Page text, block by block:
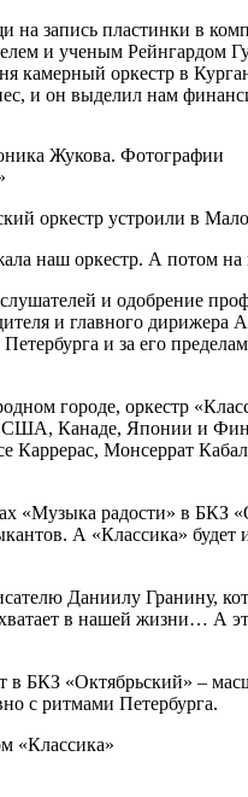
запись пластинки в
и ученым Рейнгардом
камерный оркестр в
и он выделил нам
Жукова. Фотографии
оркестр устроили в
наш оркестр. А потом
и одобрение
и главного
и за его
городе, оркестр
Канаде, Японии и
Каррерас, Монсеррат
«Музыка радости» в БКЗ
А «Классика» будет
Даниилу Гранину,
в нашей жизни… А
БКЗ «Октябрьский» –
с ритмами Петербурга.
«Классика»